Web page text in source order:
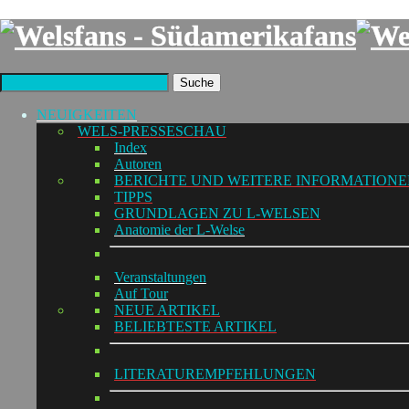
Suche
NEUIGKEITEN
WELS-PRESSESCHAU
Index
Autoren
BERICHTE UND WEITERE
TIPPS
GRUNDLAGEN ZU L-WELSEN
Anatomie der L-Welse
Veranstaltungen
Auf Tour
NEUE ARTIKEL
BELIEBTESTE ARTIKEL
LITERATUREMPFEHLUNGEN